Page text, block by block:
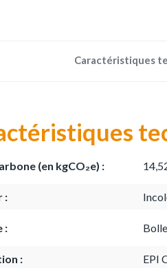
Caractéristiques
(en kgCO₂e) :
:
:
: EPI